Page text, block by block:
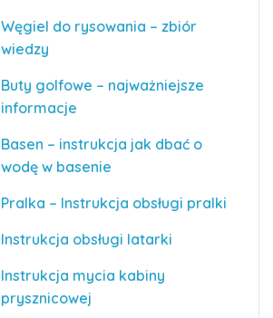
Węgiel do rysowania – zbiór
wiedzy
Buty golfowe – najważniejsze
informacje
Basen – instrukcja jak dbać o
wodę w basenie
Pralka – Instrukcja obsługi pralki
Instrukcja obsługi latarki
Instrukcja mycia kabiny
prysznicowej